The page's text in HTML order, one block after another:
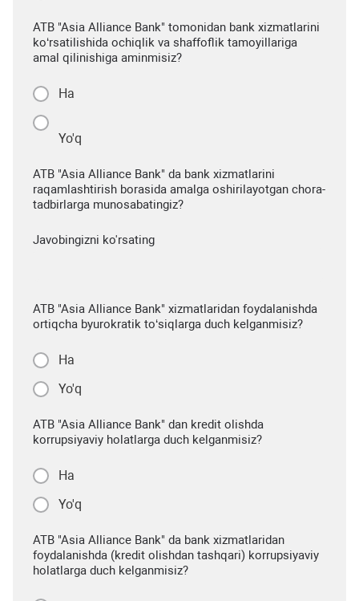
ATB "Asia Alliance Bank" tomonidan bank xizmatlarini
ko‘rsatilishida ochiqlik va shaffoflik tamoyillariga
amal qilinishiga aminmisiz?
Ha
Yo'q
ATB "Asia Alliance Bank" da bank xizmatlarini
raqamlashtirish borasida amalga oshirilayotgan chora-
tadbirlarga munosabatingiz?
Javobingizni ko'rsating
ATB "Asia Alliance Bank" xizmatlaridan foydalanishda
ortiqcha byurokratik to‘siqlarga duch kelganmisiz?
Ha
Yo'q
ATB "Asia Alliance Bank" dan kredit olishda
korrupsiyaviy holatlarga duch kelganmisiz?
Ha
Yo'q
ATB "Asia Alliance Bank" da bank xizmatlaridan
foydalanishda (kredit olishdan tashqari) korrupsiyaviy
holatlarga duch kelganmisiz?